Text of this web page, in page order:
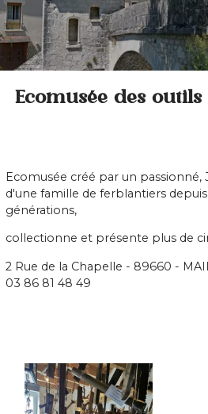
Ecomusée des
Ecomusée créé par un passionné,
d'une famille de ferblantiers
générations,
collectionne et présente plus de
2 Rue de la Chapelle - 89660 -
03 86 81 48 49